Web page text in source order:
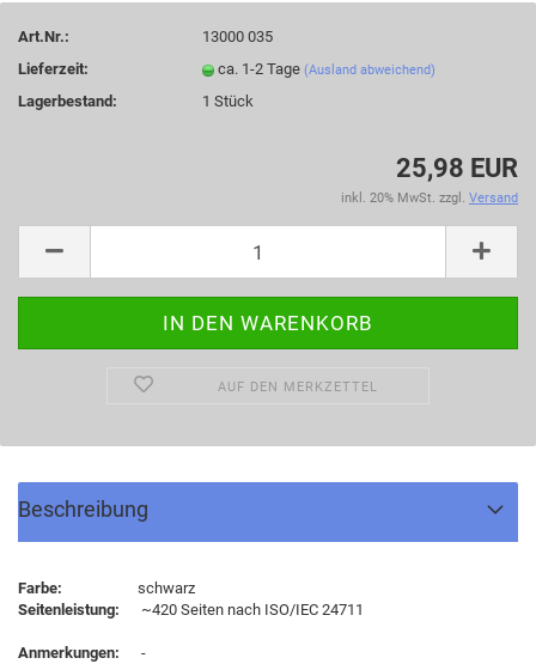
Art.Nr.:
13000 035
Lieferzeit:
ca. 1-2 Tage(Ausland abweichend)
Lagerbestand: 1Stück
25,98 EUR
inkl. 20% MwSt. zzgl. Versand
AUF DEN MERKZETTEL
Beschreibung
Farbe:
schwarz
Seitenleistung: ~420 Seiten nach ISO/IEC 24711
Anmerkungen: -